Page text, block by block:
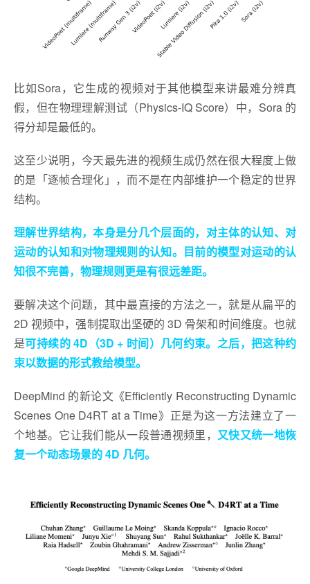
比如Sora，它生成的视频对于其他模型来讲最难分辨真
假，但在物理理解测试（Physics-IQ Score）中，Sora 的
得分却是最低的。
这至少说明，今天最先进的视频生成仍然在很大程度上做
的是「逐帧合理化」，而不是在内部维护一个稳定的世界
结构。
理解世界结构，本身是分几个层面的，对主体的认知、对
运动的认知和对物理规则的认知。目前的模型对运动的认
知很不完善，物理规则更是有很远差距。
要解决这个问题，其中最直接的方法之一，就是从扁平的
2D 视频中，强制提取出坚硬的 3D 骨架和时间维度。也就
是可持续的 4D（3D + 时间）几何约束。之后，把这种约
束以数据的形式教给模型。
DeepMind 的新论文《Efficiently Reconstructing Dynamic
Scenes One D4RT at a Time》正是为这一方法建立了一
个地基。它让我们能从一段普通视频里， 又快又统一地恢
复一个动态场景的 4D 几何。